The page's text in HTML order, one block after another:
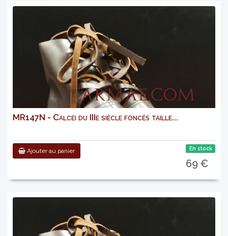
MR147N - Calcei du IIIe siècle foncés taille...
Ajouter au panier En stock
69 €